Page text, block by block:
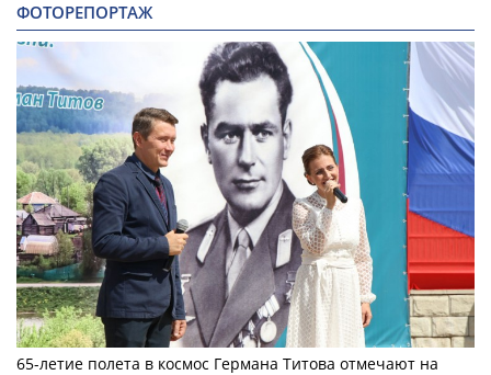
ФОТОРЕПОРТАЖ
65-летие полета в космос Германа Титова отмечают на